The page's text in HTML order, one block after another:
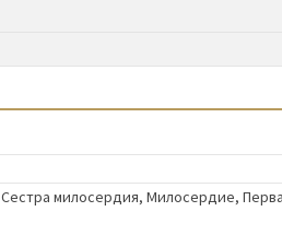
Сестра милосердия, Милосердие,